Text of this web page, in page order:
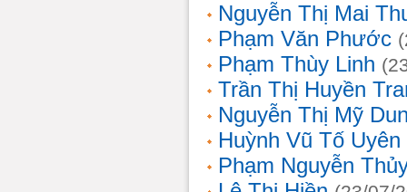
Nguyễn Thị Mai
Phạm Văn Phước
Phạm Thùy Linh
Trần Thị Huyền
Nguyễn Thị Mỹ
Huỳnh Vũ Tố Uyên
Phạm Nguyễn